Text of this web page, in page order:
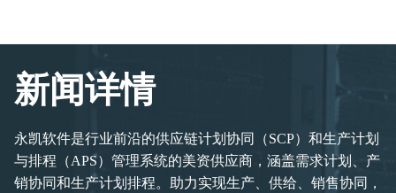
新闻详情
永凯软件是行业前沿的供应链计划协同（SCP）和生产计划
与排程（APS）管理系统的美资供应商，涵盖需求计划、产
销协同和生产计划排程。助力实现生产、供给、销售协同，